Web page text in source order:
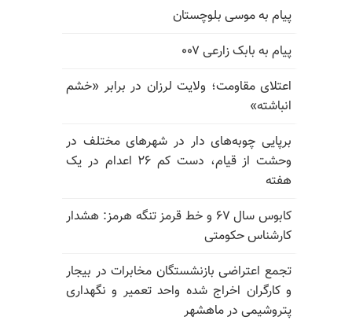
پیام به موسی بلوچستان
پیام به بابک زارعی ۰۰۷
اعتلای مقاومت؛ ولایت لرزان در برابر «خشم
انباشته»
برپایی چوبه‌های دار در شهرهای مختلف در
وحشت از قیام، دست کم ۲۶ اعدام در یک
هفته
کابوس سال ۶۷ و خط قرمز تنگه هرمز: هشدار
کارشناس حکومتی
تجمع اعتراضی بازنشستگان مخابرات در بیجار
و کارگران اخراج شده واحد تعمیر و نگهداری
پتروشیمی در ماهشهر